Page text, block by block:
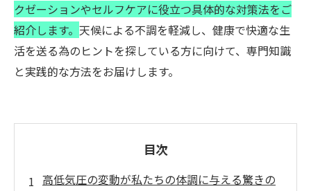
クゼーションやセルフケアに役立つ具体的な対策法をご
紹介します。 天候による不調を軽減し、健康で快適な生
活を送る為のヒントを探している方に向けて、専門知識
と実践的な方法をお届けします。
目次
高低気圧の変動が私たちの体調に与える驚きの